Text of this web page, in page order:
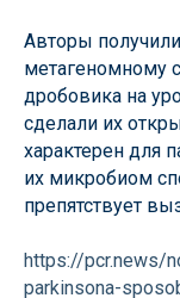
Авторы
метагеномному
дробовика на
сделали их
характерен для
их микробиом
препятствует
https://pcr.news/
parkinsona-